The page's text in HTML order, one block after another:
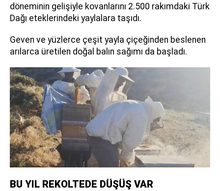
döneminin gelişiyle kovanlarını 2.500 rakımdaki Türk
Dağı eteklerindeki yaylalara taşıdı.
Geven ve yüzlerce çeşit yayla çiçeğinden beslenen
arılarca üretilen doğal balın sağımı da başladı.
BU YIL REKOLTEDE DÜŞÜŞ VAR